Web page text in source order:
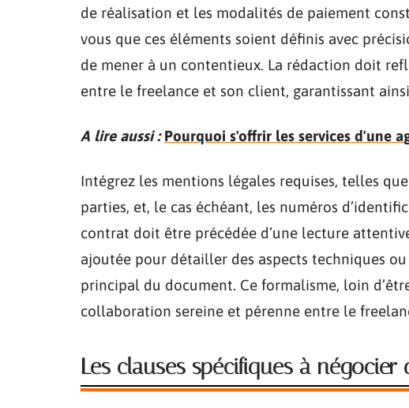
de réalisation et les modalités de paiement
vous que ces éléments soient définis avec
de mener à un contentieux. La rédaction doit
entre le freelance et son client, garantissant
A lire aussi : Pourquoi s'offrir les services d'une
Intégrez les mentions légales requises, telles
parties, et, le cas échéant, les numéros
contrat doit être précédée d’une lecture
ajoutée pour détailler des aspects techniques
principal du document. Ce formalisme, loin
collaboration sereine et pérenne entre le
Les clauses spécifiques à